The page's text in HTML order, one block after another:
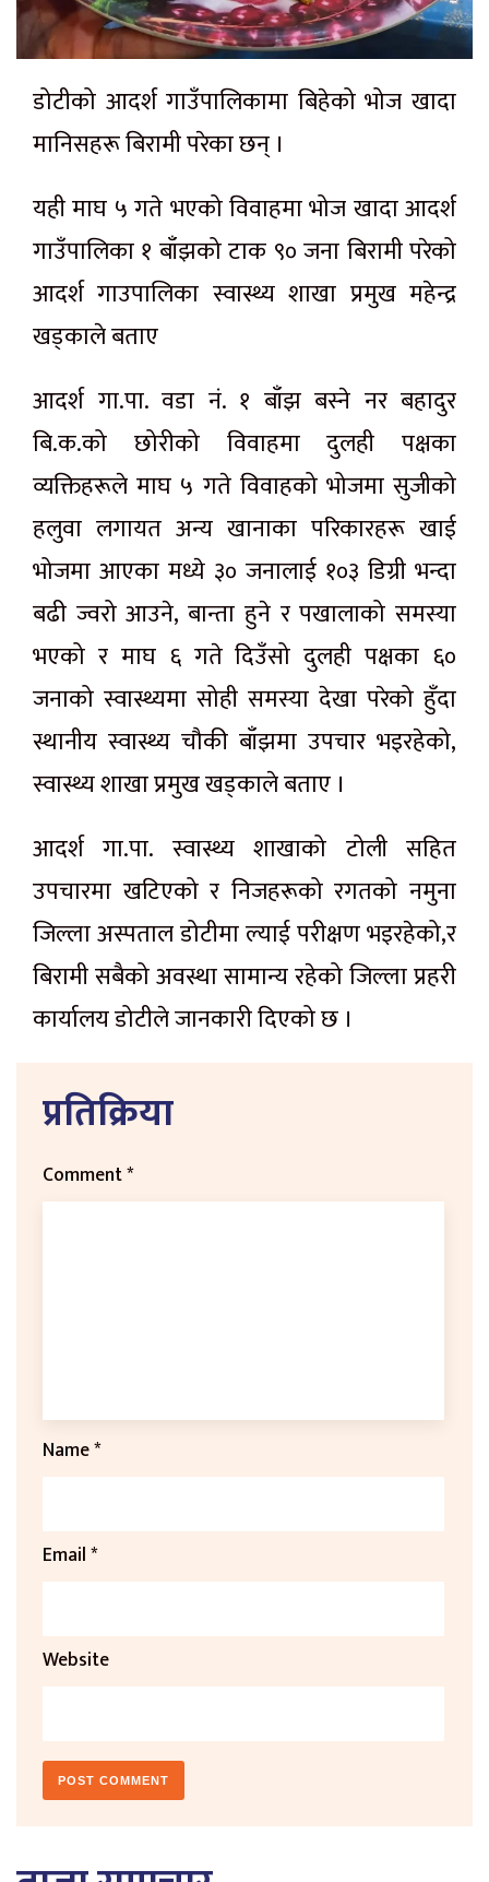
डोटीको आदर्श गाउँपालिकामा बिहेको भोज खादा
मानिसहरू बिरामी परेका छन् ।
यही माघ ५ गते भएको विवाहमा भोज खादा आदर्श
गाउँपालिका १ बाँझको टाक ९० जना बिरामी परेको
आदर्श गाउपालिका स्वास्थ्य शाखा प्रमुख महेन्द्र
खड्काले बताए
आदर्श गा.पा. वडा नं. १ बाँझ बस्ने नर बहादुर
बि.क.को छोरीको विवाहमा दुलही पक्षका
व्यक्तिहरूले माघ ५ गते विवाहको भोजमा सुजीको
हलुवा लगायत अन्य खानाका परिकारहरू खाई
भोजमा आएका मध्ये ३० जनालाई १०३ डिग्री भन्दा
बढी ज्वरो आउने, बान्ता हुने र पखालाको समस्या
भएको र माघ ६ गते दिउँसो दुलही पक्षका ६०
जनाको स्वास्थ्यमा सोही समस्या देखा परेको हुँदा
स्थानीय स्वास्थ्य चौकी बाँझमा उपचार भइरहेको,
स्वास्थ्य शाखा प्रमुख खड्काले बताए ।
आदर्श गा.पा. स्वास्थ्य शाखाको टोली सहित
उपचारमा खटिएको र निजहरूको रगतको नमुना
जिल्ला अस्पताल डोटीमा ल्याई परीक्षण भइरहेको,र
बिरामी सबैको अवस्था सामान्य रहेको जिल्ला प्रहरी
कार्यालय डोटीले जानकारी दिएको छ ।
प्रतिक्रिया
Comment*
Name*
Email*
Website